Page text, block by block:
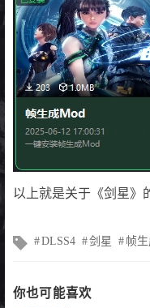
以上就是关于《剑星》
文
签
DLSS4 剑星 帧
你也可能喜欢